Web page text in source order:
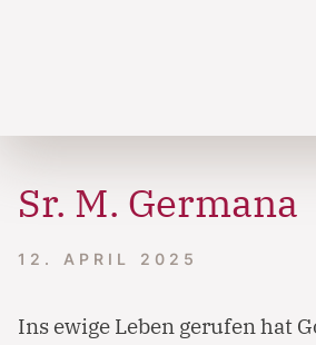
Sr. M. Germana
12. APRIL 2025
Ins ewige Leben gerufen hat